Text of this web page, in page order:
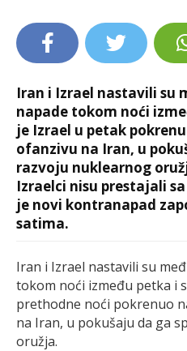
Iran i Izrael nastavili su
napade tokom noći
je Izrael u petak
ofanzivu na Iran, u
razvoju nuklearnog
Izraelci nisu prestajali
je novi kontranapad
satima.
Iran i Izrael nastavili su
tokom noći između petka i
prethodne noći pokrenuo
na Iran, u pokušaju da ga
oružja.